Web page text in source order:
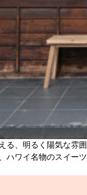
る、明るく陽気な雰囲
ハワイ名物のスイーツ